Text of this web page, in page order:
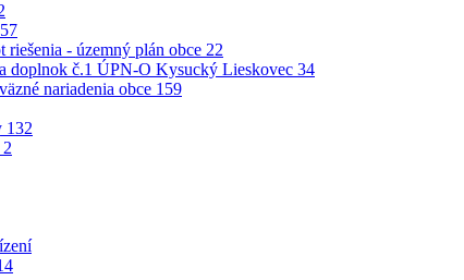
57
riešenia - územný plán obce 22
doplnok č.1 ÚPN-O Kysucký Lieskovec 34
nariadenia obce 159
132
2